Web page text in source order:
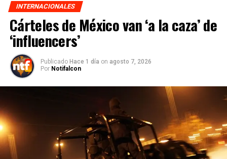
INTERNACIONALES
Cárteles de México van ‘a la caza’ de
‘influencers’
Publicado Hace 1 día on agosto 7, 2026
Por Notifalcon